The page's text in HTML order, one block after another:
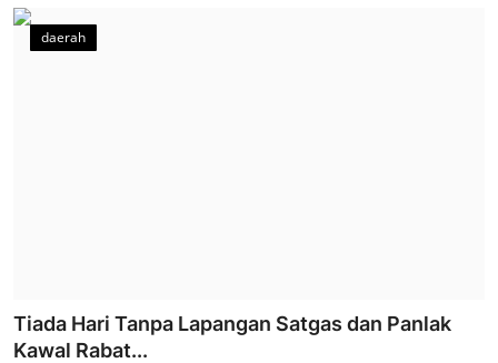
daerah
Tiada Hari Tanpa Lapangan Satgas dan Panlak
Kawal Rabat...